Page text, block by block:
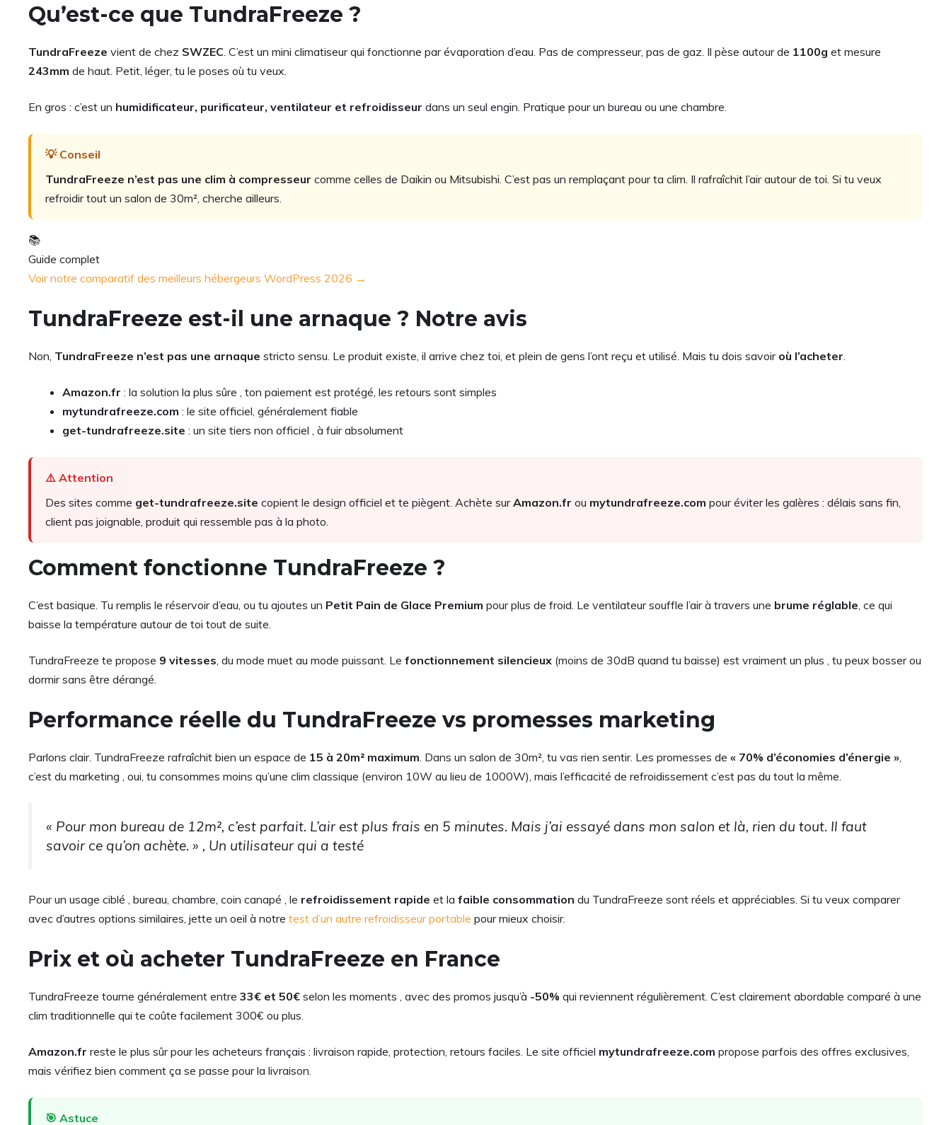
Qu’est-ce que TundraFreeze ?
TundraFreeze vient de chez SWZEC . C’est un mini climatiseur qui fonctionne par évaporation d’eau. Pas de compresseur, pas de gaz. Il pèse autour de 1100g et mesure
243mm de haut. Petit, léger, tu le poses où tu veux.
En gros : c’est un humidificateur, purificateur, ventilateur et refroidisseur dans un seul engin. Pratique pour un bureau ou une chambre.
💡 Conseil
TundraFreeze n’est pas une clim à compresseur comme celles de Daikin ou Mitsubishi. C’est pas un remplaçant pour ta clim. Il rafraîchit l’air autour de toi. Si tu veux
refroidir tout un salon de 30m², cherche ailleurs.
📚
Guide complet
Voir notre comparatif des meilleurs hébergeurs WordPress 2026 →
TundraFreeze est-il une arnaque ? Notre avis
Non, TundraFreeze n’est pas une arnaque stricto sensu. Le produit existe, il arrive chez toi, et plein de gens l’ont reçu et utilisé. Mais tu dois savoir où l’acheter
Amazon.fr : la solution la plus sûre , ton paiement est protégé, les retours sont simples
mytundrafreeze.com : le site officiel, généralement fiable
get-tundrafreeze.site : un site tiers non officiel , à fuir absolument
⚠️ Attention
Des sites comme get-tundrafreeze.site copient le design officiel et te piègent. Achète surAmazon.fr ou mytundrafreeze.com pour éviter les galères : délais sans fin,
client pas joignable, produit qui ressemble pas à la photo.
Comment fonctionne TundraFreeze ?
C’est basique. Tu remplis le réservoir d’eau, ou tu ajoutes un Petit Pain de Glace Premium pour plus de froid. Le ventilateur souffle l’air à travers une brume réglable , ce qui
baisse la température autour de toi tout de suite.
TundraFreeze te propose 9 vitesses , du mode muet au mode puissant. Le fonctionnement silencieux (moins de 30dB quand tu baisse) est vraiment un plus , tu peux bosser ou
dormir sans être dérangé.
Performance réelle du TundraFreeze vs promesses marketing
Parlons clair. TundraFreeze rafraîchit bien un espace de 15 à 20m² maximum . Dans un salon de 30m², tu vas rien sentir. Les promesses de « 70% d’économies d’énergie »
c’est du marketing , oui, tu consommes moins qu’une clim classique (environ 10W au lieu de 1000W), mais l’efficacité de refroidissement c’est pas du tout la même.
« Pour mon bureau de 12m², c’est parfait. L’air est plus frais en 5 minutes. Mais j’ai essayé dans mon salon et là, rien du tout. Il faut
savoir ce qu’on achète. » , Un utilisateur qui a testé
Pour un usage ciblé , bureau, chambre, coin canapé , le refroidissement rapide et la faible consommation du TundraFreeze sont réels et appréciables. Si tu veux comparer
avec d’autres options similaires, jette un oeil à notre test d’un autre refroidisseur portable pour mieux choisir.
Prix et où acheter TundraFreeze en France
TundraFreeze tourne généralement entre 33€ et 50€ selon les moments , avec des promos jusqu’à -50% qui reviennent régulièrement. C’est clairement abordable comparé à une
clim traditionnelle qui te coûte facilement 300€ ou plus.
Amazon.fr reste le plus sûr pour les acheteurs français : livraison rapide, protection, retours faciles. Le site officiel mytundrafreeze.com propose parfois des offres exclusives,
mais vérifiez bien comment ça se passe pour la livraison.
🎯 Astuce